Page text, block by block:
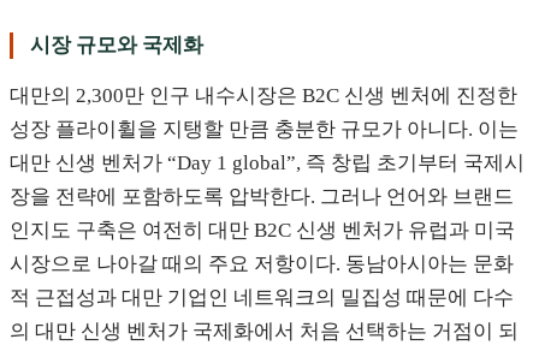
시장 규모와 국제화
대만의 2,300만 인구 내수시장은 B2C 신생 벤처에 진정한
성장 플라이휠을 지탱할 만큼 충분한 규모가 아니다. 이는
대만 신생 벤처가 “Day 1 global”, 즉 창립 초기부터 국제시
장을 전략에 포함하도록 압박한다. 그러나 언어와 브랜드
인지도 구축은 여전히 대만 B2C 신생 벤처가 유럽과 미국
시장으로 나아갈 때의 주요 저항이다. 동남아시아는 문화
적 근접성과 대만 기업인 네트워크의 밀집성 때문에 다수
의 대만 신생 벤처가 국제화에서 처음 선택하는 거점이 되